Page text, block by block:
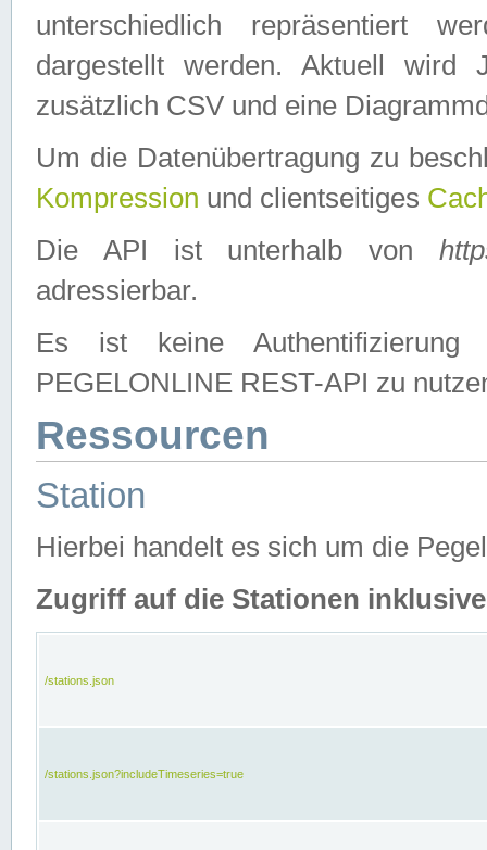
unterschiedlich repräsentiert
dargestellt werden. Aktuell wird
zusätzlich CSV und eine
Um die Datenübertragung zu
Kompression und clientseitiges
Die API ist unterhalb von
adressierbar.
Es ist keine
PEGELONLINE REST-API zu
Ressourcen
Station
Hierbei handelt es sich um die
Zugriff auf die Stationen
/stations.json
/stations.json?includeTimeseries=true